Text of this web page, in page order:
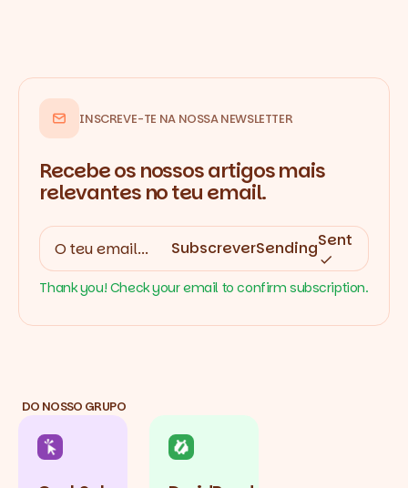
INSCREVE-TE NA NOSSA NEWSLETTER
Recebe os nossos artigos mais
relevantes no teu email.
SubscreverSendingSent
Thank you! Check your email to confirm subscription.
DO NOSSO GRUPO